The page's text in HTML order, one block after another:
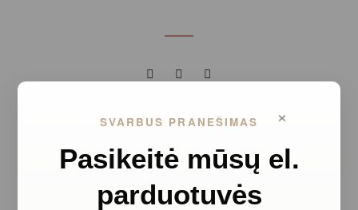
×
SVARBUS PRANEŠIMAS
Pasikeitė mūsų el.
parduotuvės
@MARIAGALLANDLIETUVA